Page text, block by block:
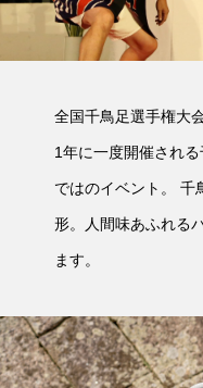
全国千鳥足選手権大
1年に一度開催され
ではのイベント。 千
形。人間味あふれる
ます。